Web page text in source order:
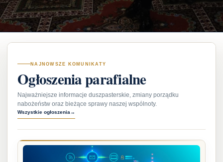
NAJNOWSZE KOMUNIKATY
Ogłoszenia parafialne
Najważniejsze informacje duszpasterskie, zmiany porządku
nabożeństw oraz bieżące sprawy naszej wspólnoty.
Wszystkie ogłoszenia →